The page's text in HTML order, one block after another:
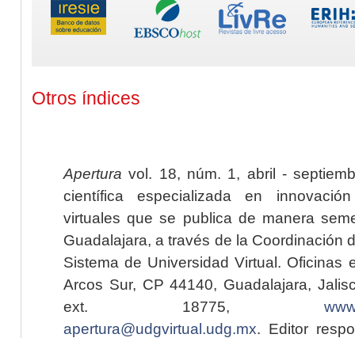
Otros índices
Apertura vol. 18, núm. 1, abril -
científica especializada en
virtuales que se publica de manera
Guadalajara, a través de la Coordinación
Sistema de Universidad Virtual. Oficinas
Arcos Sur, CP 44140, Guadalajara,
ext. 18775,
apertura@udgvirtual.udg.mx. Editor